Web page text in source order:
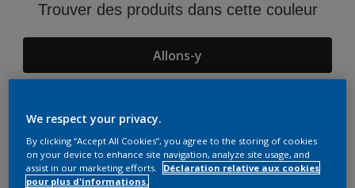
Trouver des produits dans cette couleur
Allons-y
Suggestions d'Harmonies
We respect your privacy.
By clicking “Accept All Cookies”, you agree to the storing of cookies
on your device to enhance site navigation, analyze site usage, and
assist in our marketing efforts.
Déclaration relative aux cookies
pour plus d'informations.